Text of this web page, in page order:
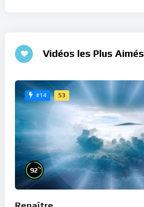
Vidéos les Plus Aimés
#14 53
92%